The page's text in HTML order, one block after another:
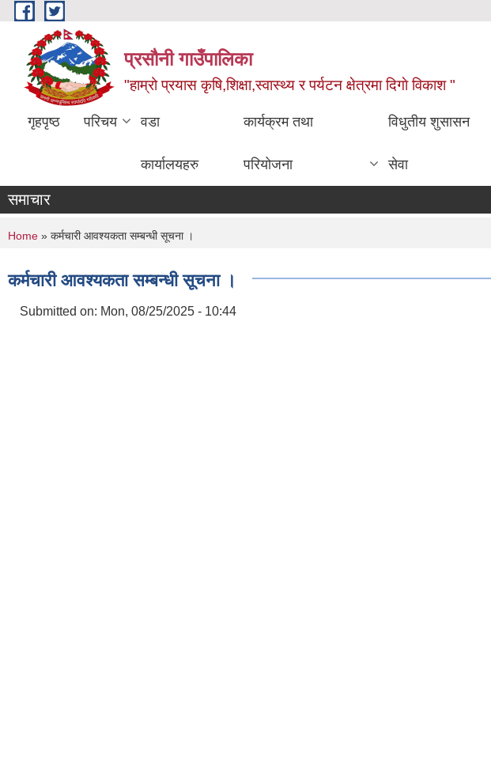
Skip to main content
प्रसौनी गाउँपालिका
"हाम्रो प्रयास कृषि,शिक्षा,स्वास्थ्य र पर्यटन क्षेत्रमा दिगाे विकाश "
गृहपृष्ठ परिचय वडा
कार्यालयहरु
कार्यक्रम तथा
परियोजना
विधुतीय शुसासन
सेवा
समाचार
You are here
Home » कर्मचारी आवश्यकता सम्बन्धी सूचना ।
कर्मचारी आवश्यकता सम्बन्धी सूचना ।
Submitted on: Mon, 08/25/2025 - 10:44